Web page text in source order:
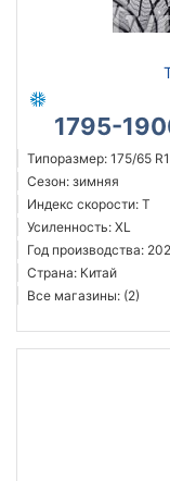
1795-
Типоразмер: 175/65
Сезон: зимняя
Индекс скорости: T
Усиленность: XL
Год производства:
Страна: Китай
Все магазины: (2)